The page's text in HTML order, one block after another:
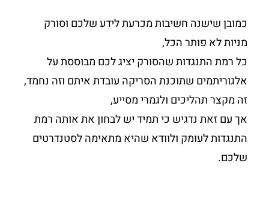
כמובן שישנה חשיבות מכרעת לידע שלכם וסורק
מניות לא פותר הכל,
כל רמת התנגדות שהסורק יציג לכם מבוססת על
אלגוריתמים שתוכנת הסריקה עובדת איתם וזה נחמד,
זה מקצר תהליכים ולגמרי מסייע,
אך עם זאת נדגיש כי תמיד יש לבחון את אותה רמת
התנגדות לעומק ולוודא שהיא מתאימה לסטנדרטים
שלכם.